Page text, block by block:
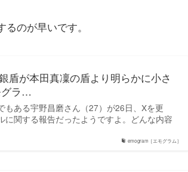
のが早いです。
emogram［エモグラム］
盾が本田真凜の盾より明らかに小さ
グラ…
ある宇野昌磨さん（27）が26日、Xを更
関する報告だったようですよ。どんな内容